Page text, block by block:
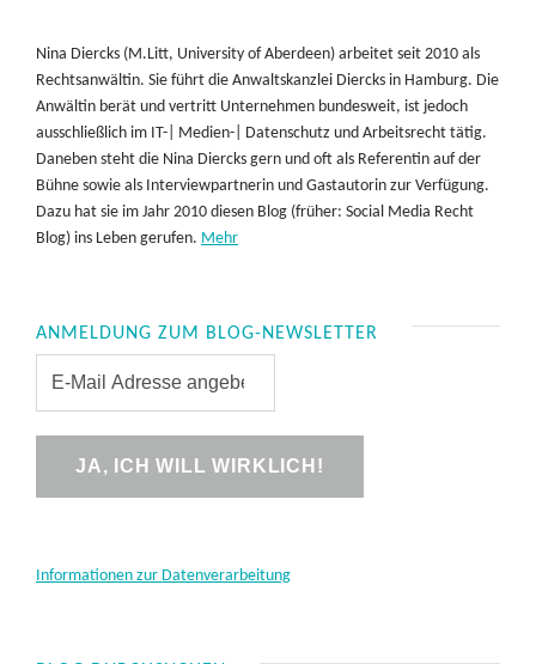
Nina Diercks (M.Litt, University of Aberdeen) arbeitet seit 2010 als
Rechtsanwältin. Sie führt die Anwaltskanzlei Diercks in Hamburg. Die
Anwältin berät und vertritt Unternehmen bundesweit, ist jedoch
ausschließlich im IT-| Medien-| Datenschutz und Arbeitsrecht tätig.
Daneben steht die Nina Diercks gern und oft als Referentin auf der
Bühne sowie als Interviewpartnerin und Gastautorin zur Verfügung.
Dazu hat sie im Jahr 2010 diesen Blog (früher: Social Media Recht
Blog) ins Leben gerufen. Mehr
ANMELDUNG ZUM BLOG-NEWSLETTER
Informationen zur Datenverarbeitung